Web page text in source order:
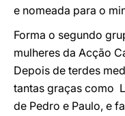
e nomeada para o
Forma o segundo
mulheres da Acção
Depois de terdes
tantas graças como
de Pedro e Paulo, e